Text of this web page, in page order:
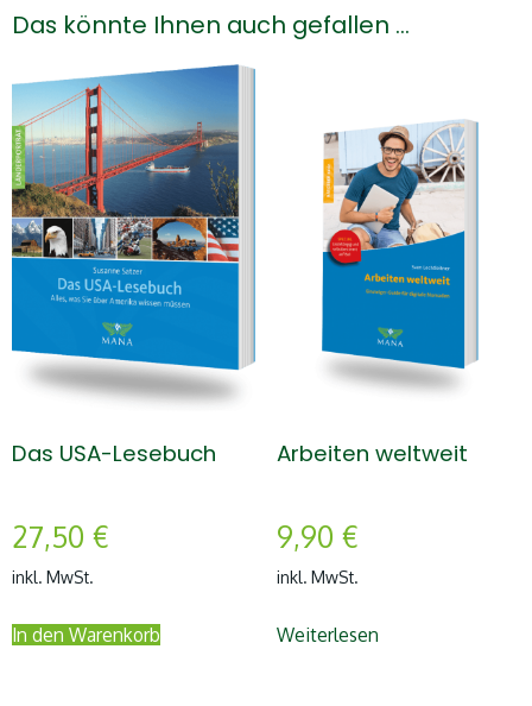
Das könnte Ihnen auch gefallen …
Das USA-Lesebuch
27,50 €
inkl. MwSt.
In den Warenkorb
Arbeiten weltweit
9,90 €
inkl. MwSt.
Weiterlesen